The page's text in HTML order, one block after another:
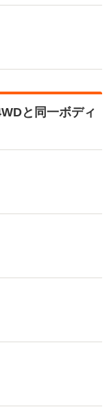
と同一ボディ